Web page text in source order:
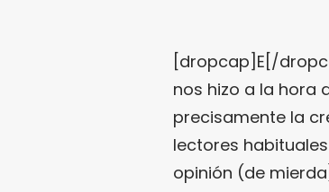
[dropcap]E[/
nos hizo a la hora
precisamente la
lectores
opinión (de